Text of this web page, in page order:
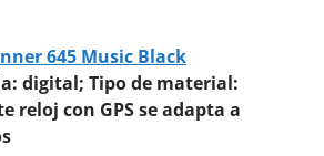
645 Music Black
digital; Tipo de material:
reloj con GPS se adapta a